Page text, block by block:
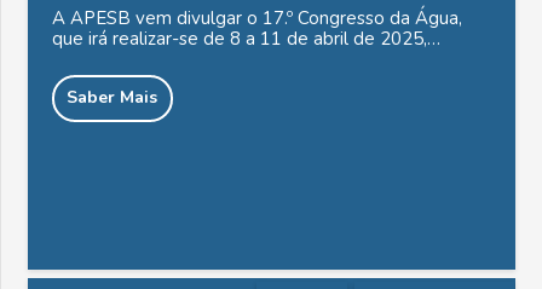
A APESB vem divulgar o 17.º Congresso da Água,
que irá realizar-se de 8 a 11 de abril de 2025,…
Saber Mais